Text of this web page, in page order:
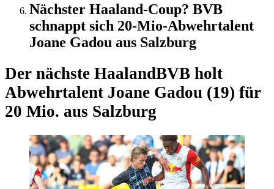
Nächster Haaland-Coup? BVB
schnappt sich 20-Mio-Abwehrtalent
Joane Gadou aus Salzburg
Der nächste HaalandBVB holt
Abwehrtalent Joane Gadou (19) für
20 Mio. aus Salzburg